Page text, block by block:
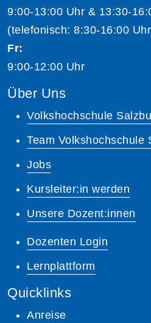
9:00-13:00 Uhr & 13:30-
(telefonisch: 8:30-16:00
Fr:
9:00-12:00 Uhr
Über Uns
Volkshochschule
Team Volkshochschule
Jobs
Kursleiter:in werden
Unsere Dozent:innen
Dozenten Login
Lernplattform
Quicklinks
Anreise